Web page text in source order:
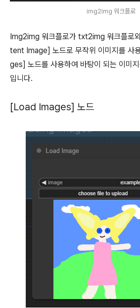
img2img 워크플로
Img2img 워크플로가 txt2img 워크플로
tent Image] 노드로 무작위 이미지를 사
ges] 노드를 사용하여 바탕이 되는 이미
입니다.
[Load Images] 노드